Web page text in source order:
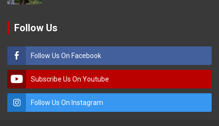
Follow Us
Follow Us On Facebook
Subscribe Us On Youtube
Follow Us On Instagram